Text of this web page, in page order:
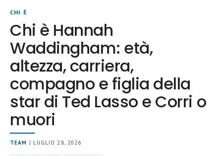
CHI È
Chi è Hannah
Waddingham: età,
altezza, carriera,
compagno e figlia della
star di Ted Lasso e Corri o
muori
TEAM | LUGLIO 28, 2026